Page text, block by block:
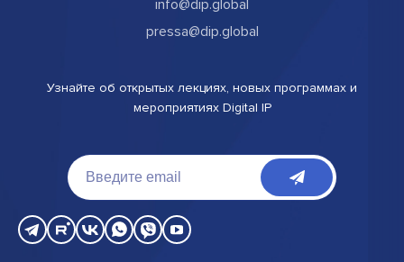
info@dip.global
pressa@dip.global
Узнайте об открытых лекциях, новых программах и
мероприятиях Digital IP